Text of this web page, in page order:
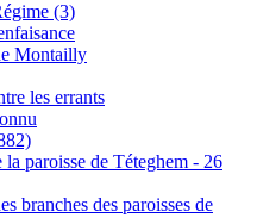
(3)
Montailly
les errants
la paroisse de Téteghem - 26
branches des paroisses de